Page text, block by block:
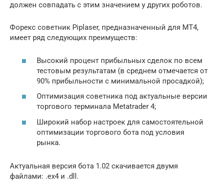
должен совпадать с этим значением у других роботов.
Форекс советник Piplaser, предназначенный для МТ4,
имеет ряд следующих преимуществ:
Высокий процент прибыльных сделок по всем
тестовым результатам (в среднем отмечается от
90% прибыльности с минимальной просадкой);
Оптимизация советника под актуальные версии
торгового терминала Metatrader 4;
Широкий набор настроек для самостоятельной
оптимизации торгового бота под условия
рынка.
Актуальная версия бота 1.02 скачивается двумя
файлами: .ex4 и .dll.